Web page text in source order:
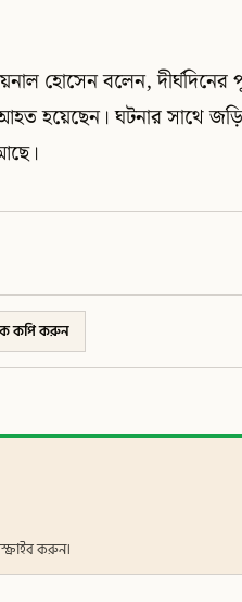
হোসেন বলেন, দীর্ঘদিনের
হয়েছেন। ঘটনার সাথে
কপি করুন
করুন।